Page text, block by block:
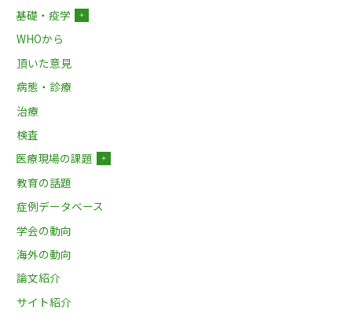
基礎・疫学
＋
WHOから
頂いた意見
病態・診療
治療
検査
医療現場の課題
＋
教育の話題
症例データベース
学会の動向
海外の動向
論文紹介
サイト紹介